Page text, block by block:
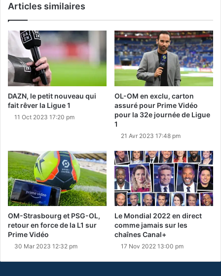
Articles similaires
DAZN, le petit nouveau qui
fait rêver la Ligue 1
11 Oct 2023 17:20 pm
OL-OM en exclu, carton
assuré pour Prime Vidéo
pour la 32e journée de Ligue
1
21 Avr 2023 17:48 pm
OM-Strasbourg et PSG-OL,
retour en force de la L1 sur
Prime Vidéo
30 Mar 2023 12:32 pm
Le Mondial 2022 en direct
comme jamais sur les
chaînes Canal+
17 Nov 2022 13:00 pm